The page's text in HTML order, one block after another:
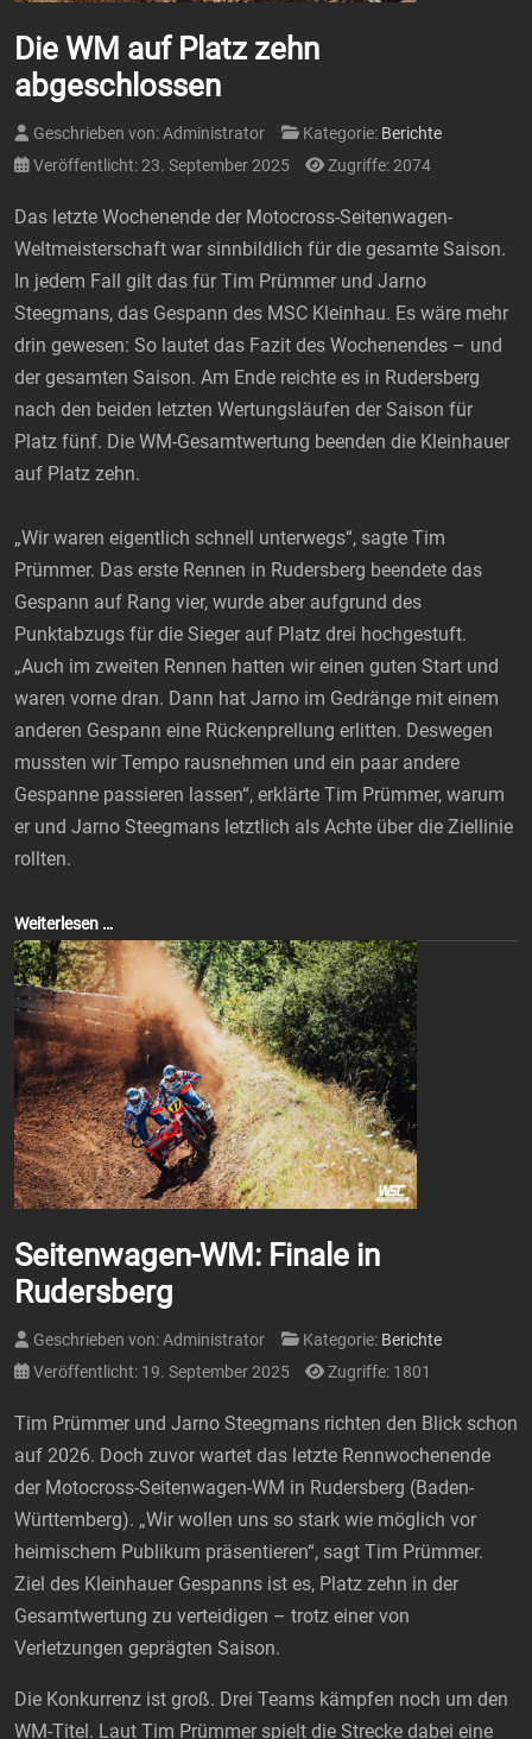
Die WM auf Platz zehn
abgeschlossen
Geschrieben von:Administrator Kategorie: Berichte
Veröffentlicht: 23. September 2025
Zugriffe: 2074
Das letzte Wochenende der Motocross-Seitenwagen-
Weltmeisterschaft war sinnbildlich für die gesamte Saison.
In jedem Fall gilt das für Tim Prümmer und Jarno
Steegmans, das Gespann des MSC Kleinhau. Es wäre mehr
drin gewesen: So lautet das Fazit des Wochenendes – und
der gesamten Saison. Am Ende reichte es in Rudersberg
nach den beiden letzten Wertungsläufen der Saison für
Platz fünf. Die WM-Gesamtwertung beenden die Kleinhauer
auf Platz zehn.
„Wir waren eigentlich schnell unterwegs“, sagte Tim
Prümmer. Das erste Rennen in Rudersberg beendete das
Gespann auf Rang vier, wurde aber aufgrund des
Punktabzugs für die Sieger auf Platz drei hochgestuft.
„Auch im zweiten Rennen hatten wir einen guten Start und
waren vorne dran. Dann hat Jarno im Gedränge mit einem
anderen Gespann eine Rückenprellung erlitten. Deswegen
mussten wir Tempo rausnehmen und ein paar andere
Gespanne passieren lassen“, erklärte Tim Prümmer, warum
er und Jarno Steegmans letztlich als Achte über die Ziellinie
rollten.
Weiterlesen …
Seitenwagen-WM: Finale in
Rudersberg
Geschrieben von:Administrator Kategorie: Berichte
Veröffentlicht: 19. September 2025
Zugriffe: 1801
Tim Prümmer und Jarno Steegmans richten den Blick schon
auf 2026. Doch zuvor wartet das letzte Rennwochenende
der Motocross-Seitenwagen-WM in Rudersberg (Baden-
Württemberg). „Wir wollen uns so stark wie möglich vor
heimischem Publikum präsentieren“, sagt Tim Prümmer.
Ziel des Kleinhauer Gespanns ist es, Platz zehn in der
Gesamtwertung zu verteidigen – trotz einer von
Verletzungen geprägten Saison.
Die Konkurrenz ist groß. Drei Teams kämpfen noch um den
WM-Titel. Laut Tim Prümmer spielt die Strecke dabei eine